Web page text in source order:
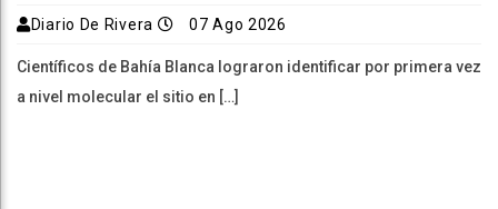
Diario De Rivera 07 Ago 2026
Científicos de Bahía Blanca lograron identificar por primera vez
a nivel molecular el sitio en […]